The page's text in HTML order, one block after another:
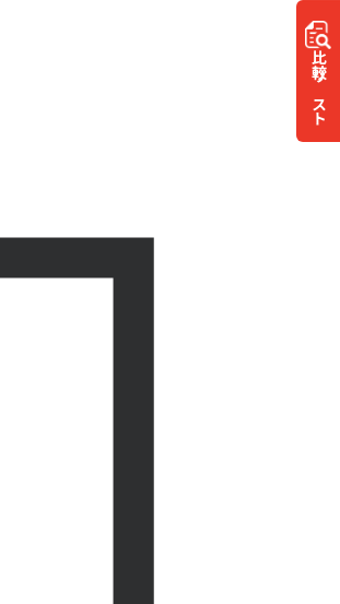
比較
リスト